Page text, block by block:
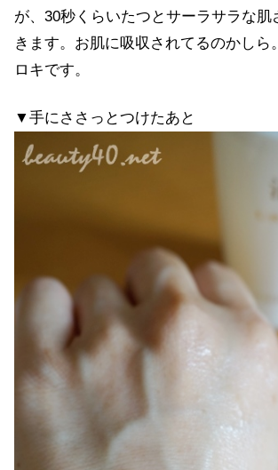
が、30秒くらいたつとサーラサラな肌
きます。お肌に吸収されてるのかしら
ロキです。
▼手にささっとつけたあと